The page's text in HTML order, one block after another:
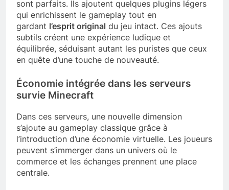
sont parfaits. Ils ajoutent quelques plugins légers
qui enrichissent le gameplay tout en
gardant l’esprit original du jeu intact. Ces ajouts
subtils créent une expérience ludique et
équilibrée, séduisant autant les puristes que ceux
en quête d’une touche de nouveauté.
Économie intégrée dans les serveurs
survie Minecraft
Dans ces serveurs, une nouvelle dimension
s’ajoute au gameplay classique grâce à
l’introduction d’une économie virtuelle. Les joueurs
peuvent s’immerger dans un univers où le
commerce et les échanges prennent une place
centrale.